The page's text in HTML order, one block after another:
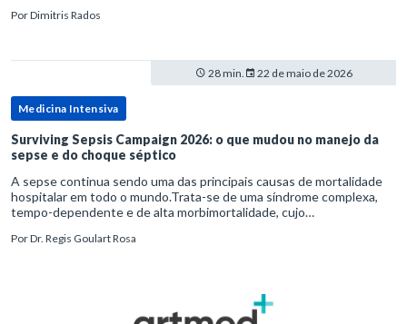
PorDimitris Rados
28 min. 22 de maio de 2026
Medicina Intensiva
Surviving Sepsis Campaign 2026: o que mudou no manejo da
sepse e do choque séptico
A sepse continua sendo uma das principais causas de mortalidade
hospitalar em todo o mundo.Trata-se de uma síndrome complexa,
tempo-dependente e de alta morbimortalidade, cujo
para o desfe
PorDr. Regis Goulart Rosa